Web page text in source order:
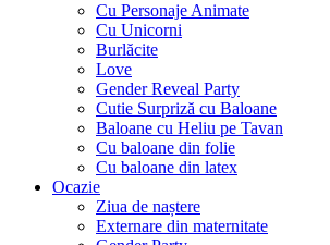
Cu Personaje Animate
Cu Unicorni
Burlăcite
Love
Gender Reveal Party
Cutie Surpriză cu Baloane
Baloane cu Heliu pe Tavan
Cu baloane din folie
Cu baloane din latex
Ocazie
Ziua de naștere
Externare din maternitate